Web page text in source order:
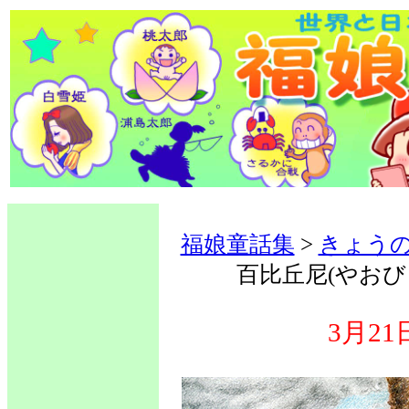
福娘童話集 > きょう
百比丘尼(やお
3月21